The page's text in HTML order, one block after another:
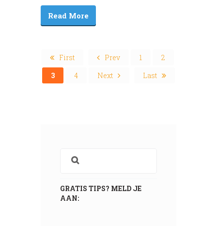
Read More
First Prev 1
2
3
4 Next Last
GRATIS TIPS? MELD JE
AAN: